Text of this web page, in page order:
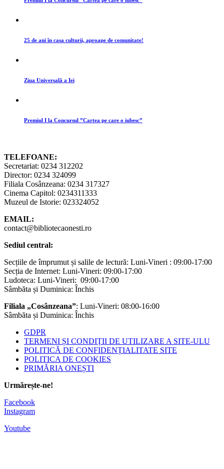
25 de ani în casa culturii, aproape de comunitate!
Ziua Universală a Iei
Premiul I la Concursul ”Cartea pe care o iubesc”
TELEFOANE:
Secretariat: 0234 312202
Director: 0234 324099
Filiala Cosânzeana: 0234 317327
Cinema Capitol: 0234311333
Muzeul de Istorie: 023324052
EMAIL:
contact@bibliotecaonesti.ro
Sediul central:
Secțiile de împrumut și salile de lectură: Luni-Vineri : 09:00-17:00
Secția de Internet: Luni-Vineri: 09:00-17:00
Ludoteca: Luni-Vineri: 09:00-17:00
Sâmbăta și Duminica: Închis
Filiala „Cosânzeana”: Luni-Vineri: 08:00-16:00
Sâmbăta și Duminica: Închis
GDPR
TERMENI ȘI CONDIȚII DE UTILIZARE A SITE-ULU
POLITICĂ DE CONFIDENȚIALITATE SITE
POLITICA DE COOKIES
PRIMĂRIA ONEȘTI
Urmărește-ne!
Facebook
Instagram
Youtube